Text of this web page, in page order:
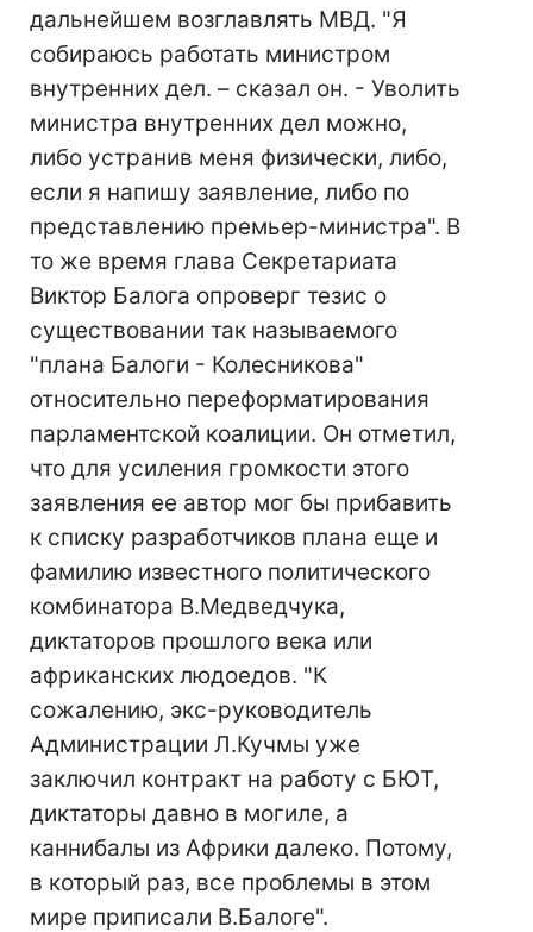
дальнейшем возглавлять МВД. "Я
собираюсь работать министром
внутренних дел. – сказал он. - Уволить
министра внутренних дел можно,
либо устранив меня физически, либо,
если я напишу заявление, либо по
представлению премьер-министра". В
то же время глава Секретариата
Виктор Балога опроверг тезис о
существовании так называемого
"плана Балоги - Колесникова"
относительно переформатирования
парламентской коалиции. Он отметил,
что для усиления громкости этого
заявления ее автор мог бы прибавить
к списку разработчиков плана еще и
фамилию известного политического
комбинатора В.Медведчука,
диктаторов прошлого века или
африканских людоедов. "К
сожалению, экс-руководитель
Администрации Л.Кучмы уже
заключил контракт на работу с БЮТ,
диктаторы давно в могиле, а
каннибалы из Африки далеко. Потому,
в который раз, все проблемы в этом
мире приписали В.Балоге".